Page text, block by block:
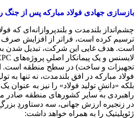
بازسازی جهادی فولاد مبارکه پس از جنگ
چشم‌انداز بلندمدت و بلندپروازانه‌ای که
ترسیم کرده است، فراتر از افزایش
است. هدف غایی این شرکت، تبدیل شدن به
تجهیزات و ساخت) در سطح منطقه است.
فولاد مبارکه در افق بلندمدت، نه تنها به
بلکه «دانشِ تولید فولاد» را نیز به عنوان
راهبردی به سایر کشورهای منطقه صادر
در زنجیره ارزش جهانی، سه دستاوردِ
ژئوپلیتیک را به همراه خواهد داشت: